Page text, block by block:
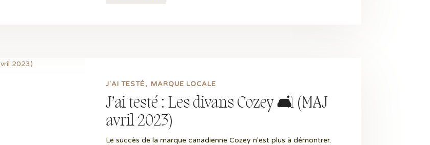
J’ai testé : Les divans Cozey 🛋️ (MAJ
avril 2023)
J'AI TESTÉ MARQUE LOCALE
Le succès de la marque canadienne Cozey n'est plus à démontrer.